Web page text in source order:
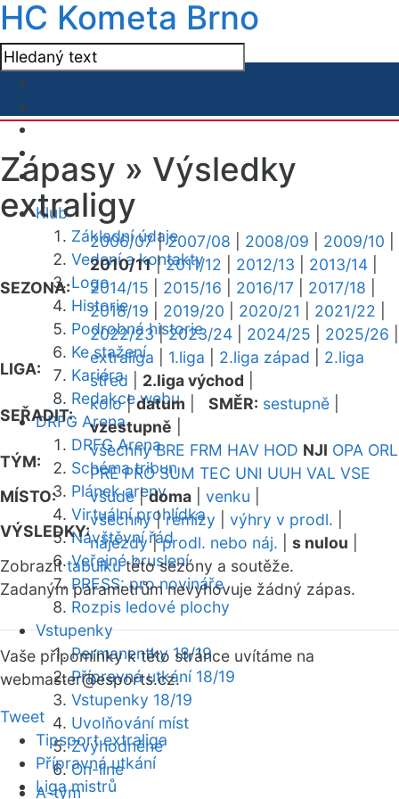
HC Kometa Brno
Klub
Základní údaje
Vedení a kontakty
Logo
Historie
Podrobná historie
Ke stažení
Kariéra
Redakce webu
DRFG Arena
DRFG Arena
Schéma tribun
Plánek areny
Virtuální prohlídka
Návštěvní řád
Veřejné bruslení
PRESS: pro novináře
Rozpis ledové plochy
Vstupenky
Permanentky 18/19
Přípravná utkání 18/19
Vstupenky 18/19
Uvolňování míst
Zvýhodněné
On-line
A-tým
Zápasy » Výsledky
extraligy
SEZONA:
2006/07|2007/08 2008/09 2009/10
2010/11|2011/12 2012/13 2013/14
2014/15
2015/16 2016/17 2017/18
2018/19
2019/20 2020/21 2021/22
2022/23|2023/24 2024/25 2025/26
LIGA:
extraliga 1.liga 2.liga západ
2.liga
střed
2.liga východ
SEŘADIT:
kolo|datum SMĚR: sestupně
vzestupně
TÝM:
všechny BRE FRM HAV HOD NJI OPA ORL
PRE PRO SUM TEC UNI UUH VAL VSE
MÍSTO:
všude|doma venku
VÝSLEDKY:
všechny|remízy výhry v prodl.
nájezdy|prodl. nebo náj. s nulou
Zobrazittabulkutéto sezóny a soutěže.
Zadaným parametrům nevyhovuje žádný zápas.
Vaše připomínky k této stránce uvítáme na
webmaster@esports.cz.
Tweet
Tipsport extraliga
Přípravná utkání
Liga mistrů